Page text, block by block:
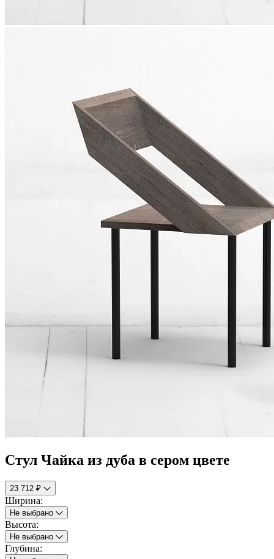
Стул Чайка из дуба в сером цвете
23 712 ₽
Ширина:
Не выбрано
Высота:
Не выбрано
Глубина: